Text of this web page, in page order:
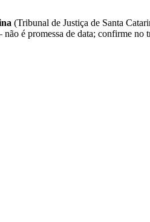
(Tribunal de Justiça de Santa
é promessa de data; confirme no